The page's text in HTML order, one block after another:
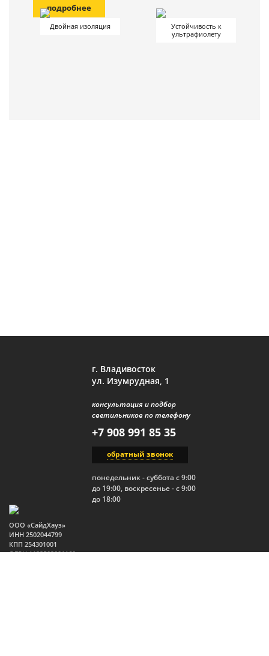
подробнее
Двойная изоляция
Устойчивость к
ультрафиолету
г. Владивосток
ул. Изумрудная, 1
консультация и подбор
светильников по телефону
+7 908 991 85 35
обратный звонок
понедельник - суббота с 9:00
до 19:00, воскресенье - с 9:00
до 18:00
ООО «СайдХауз»
ИНН 2502044799
КПП 254301001
ОГРН 1122502001160